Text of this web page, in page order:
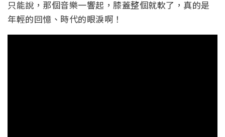
只能說，那個音樂一響起，膝蓋整個就軟了，真的是
年輕的回憶、時代的眼淚啊！